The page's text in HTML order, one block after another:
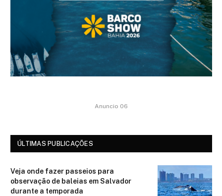
Anuncio 06
ÚLTIMAS PUBLICAÇÕES
Veja onde fazer passeios para
observação de baleias em Salvador
durante a temporada